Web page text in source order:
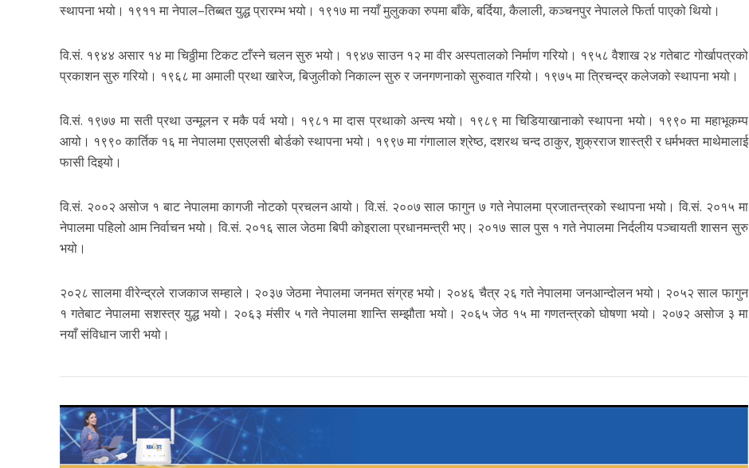
स्थापना भयो। १९११ मा नेपाल–तिब्बत युद्ध प्रारम्भ भयो। १९१७ मा नयाँ मुलुकका रुपमा बाँके, बर्दिया, कैलाली, कञ्चनपुर नेपालले फिर्ता पाएको थियो।
वि.सं. १९४४ असार १४ मा चिठ्ठीमा टिकट टाँस्ने चलन सुरु भयो। १९४७ साउन १२ मा वीर अस्पतालको निर्माण गरियो। १९५८ वैशाख २४ गतेबाट गोर्खापत्रको
प्रकाशन सुरु गरियो। १९६८ मा अमाली प्रथा खारेज, बिजुलीको निकाल्न सुरु र जनगणनाको सुरुवात गरियो। १९७५ मा त्रिचन्द्र कलेजको स्थापना भयो।
वि.सं. १९७७ मा सती प्रथा उन्मूलन र मकै पर्व भयो। १९८१ मा दास प्रथाको अन्त्य भयो। १९८९ मा चिडियाखानाको स्थापना भयो। १९९० मा महाभूकम्प
आयो। १९९० कार्तिक १६ मा नेपालमा एसएलसी बोर्डको स्थापना भयो। १९९७ मा गंगालाल श्रेष्ठ, दशरथ चन्द ठाकुर, शुक्रराज शास्त्री र धर्मभक्त माथेमालाई
फासी दिइयो।
वि.सं. २००२ असोज १ बाट नेपालमा कागजी नोटको प्रचलन आयो। वि.सं. २००७ साल फागुन ७ गते नेपालमा प्रजातन्त्रको स्थापना भयो। वि.सं. २०१५ मा
नेपालमा पहिलो आम निर्वाचन भयो। वि.सं. २०१६ साल जेठमा बिपी कोइराला प्रधानमन्त्री भए। २०१७ साल पुस १ गते नेपालमा निर्दलीय पञ्चायती शासन सुरु
भयो।
२०२८ सालमा वीरेन्द्रले राजकाज सम्हाले। २०३७ जेठमा नेपालमा जनमत संग्रह भयो। २०४६ चैत्र २६ गते नेपालमा जनआन्दोलन भयो। २०५२ साल फागुन
१ गतेबाट नेपालमा सशस्त्र युद्ध भयो। २०६३ मंसीर ५ गते नेपालमा शान्ति सम्झौता भयो। २०६५ जेठ १५ मा गणतन्त्रको घोषणा भयो। २०७२ असोज ३ मा
नयाँ संविधान जारी भयो।